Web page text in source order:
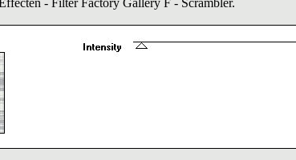
- Filter Factory Gallery F - Scrambler.